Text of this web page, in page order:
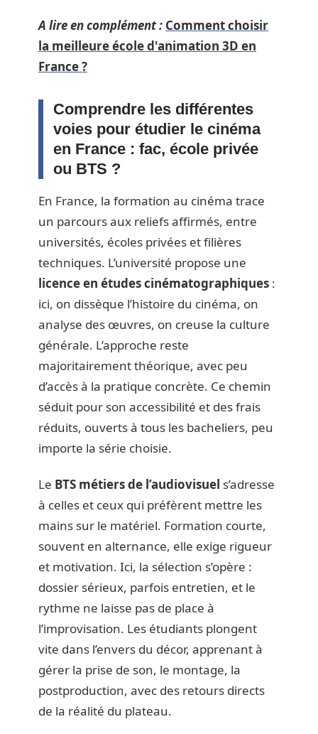
A lire en complément : Comment choisir
la meilleure école d'animation 3D en
France ?
Comprendre les différentes
voies pour étudier le cinéma
en France : fac, école privée
ou BTS ?
En France, la formation au cinéma trace
un parcours aux reliefs affirmés, entre
universités, écoles privées et filières
techniques. L’université propose une
licence en études cinématographiques :
ici, on dissèque l’histoire du cinéma, on
analyse des œuvres, on creuse la culture
générale. L’approche reste
majoritairement théorique, avec peu
d’accès à la pratique concrète. Ce chemin
séduit pour son accessibilité et des frais
réduits, ouverts à tous les bacheliers, peu
importe la série choisie.
Le BTS métiers de l’audiovisuel s’adresse
à celles et ceux qui préfèrent mettre les
mains sur le matériel. Formation courte,
souvent en alternance, elle exige rigueur
et motivation. Ici, la sélection s’opère :
dossier sérieux, parfois entretien, et le
rythme ne laisse pas de place à
l’improvisation. Les étudiants plongent
vite dans l’envers du décor, apprenant à
gérer la prise de son, le montage, la
postproduction, avec des retours directs
de la réalité du plateau.